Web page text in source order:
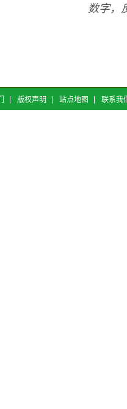
数字，
版权声明 站点地图 联系我